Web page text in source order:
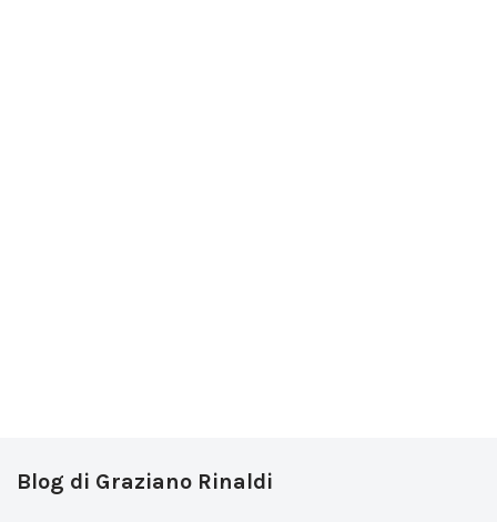
Blog di Graziano Rinaldi